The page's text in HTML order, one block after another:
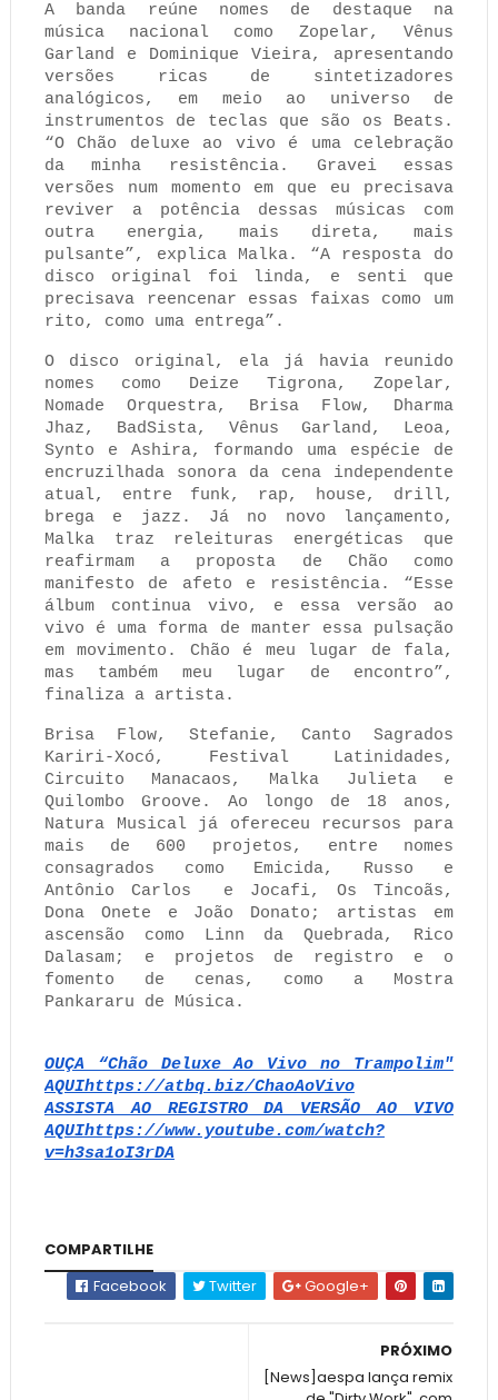
A banda reúne nomes de destaque na
música nacional como Zopelar, Vênus
Garland e Dominique Vieira, apresentando
versões ricas de sintetizadores
analógicos, em meio ao universo de
instrumentos de teclas que são os Beats.
“O Chão deluxe ao vivo é uma celebração
da minha resistência. Gravei essas
versões num momento em que eu precisava
reviver a potência dessas músicas com
outra energia, mais direta, mais
pulsante”, explica Malka. “A resposta do
disco original foi linda, e senti que
precisava reencenar essas faixas como um
rito, como uma entrega”.
O disco original, ela já havia reunido
nomes como Deize Tigrona, Zopelar,
Nomade Orquestra, Brisa Flow, Dharma
Jhaz, BadSista, Vênus Garland, Leoa,
Synto e Ashira, formando uma espécie de
encruzilhada sonora da cena independente
atual, entre funk, rap, house, drill,
brega e jazz. Já no novo lançamento,
Malka traz releituras energéticas que
reafirmam a proposta de Chão como
manifesto de afeto e resistência. “Esse
álbum continua vivo, e essa versão ao
vivo é uma forma de manter essa pulsação
em movimento. Chão é meu lugar de fala,
mas também meu lugar de encontro”,
finaliza a artista.
Brisa Flow, Stefanie, Canto Sagrados
Kariri-Xocó, Festival Latinidades,
Circuito Manacaos, Malka Julieta e
Quilombo Groove. Ao longo de 18 anos,
Natura Musical já ofereceu recursos para
mais de 600 projetos, entre nomes
consagrados como Emicida, Russo e
Antônio Carlos e Jocafi, Os Tincoãs,
Dona Onete e João Donato; artistas em
ascensão como Linn da Quebrada, Rico
Dalasam; e projetos de registro e o
fomento de cenas, como a Mostra
Pankararu de Música.
OUÇA “Chão Deluxe Ao Vivo no Trampolim"
AQUIhttps://atbq.biz/ChaoAoVivo
ASSISTA AO REGISTRO DA VERSÃO AO VIVO
AQUIhttps://www.youtube.com/watch?
v=h3sa1oI3rDA
COMPARTILHE
Facebook
Twitter Google+
PRÓXIMO
[News]aespa lança remix